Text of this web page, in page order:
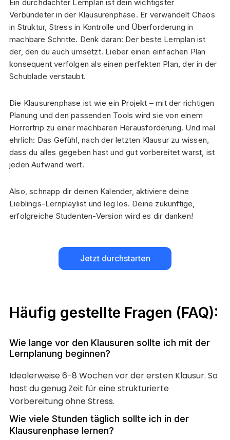
Ein durchdachter Lernplan ist dein wichtigster
Verbündeter in der Klausurenphase. Er verwandelt Chaos
in Struktur, Stress in Kontrolle und Überforderung in
machbare Schritte. Denk daran: Der beste Lernplan ist
der, den du auch umsetzt. Lieber einen einfachen Plan
konsequent verfolgen als einen perfekten Plan, der in der
Schublade verstaubt.
Die Klausurenphase ist wie ein Projekt – mit der richtigen
Planung und den passenden Tools wird sie von einem
Horrortrip zu einer machbaren Herausforderung. Und mal
ehrlich: Das Gefühl, nach der letzten Klausur zu wissen,
dass du alles gegeben hast und gut vorbereitet warst, ist
jeden Aufwand wert.
Also, schnapp dir deinen Kalender, aktiviere deine
Lieblings-Lernplaylist und leg los. Deine zukünftige,
erfolgreiche Studenten-Version wird es dir danken!
Jetzt durchstarten
Häufig gestellte Fragen (FAQ):
Wie lange vor den Klausuren sollte ich mit der
Lernplanung beginnen?
Idealerweise 6-8 Wochen vor der ersten Klausur. So
hast du genug Zeit für eine strukturierte
Vorbereitung ohne Stress.
Wie viele Stunden täglich sollte ich in der
Klausurenphase lernen?